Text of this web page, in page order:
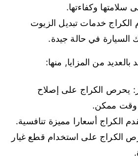
سلامتها وكفاءتها.
الكراج خدمات تبديل الزيوت
في حالة جيدة.
بالعديد من المزايا, منها:
يحرص الكراج على إصلاح
وقت ممكن.
الكراج أسعارا مميزة تنافسية.
الكراج على استخدام قطع غيار